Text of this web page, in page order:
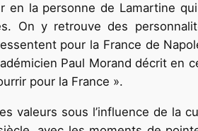
en la personne de Lamartine
On y retrouve des
pour la France de
Paul Morand décrit en
pour la France ».
valeurs sous l’influence de la